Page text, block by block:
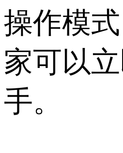
操作模
家可以
手。